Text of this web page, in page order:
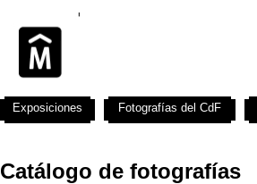
Catálogo de fotografías
Exposiciones Fotografías del CdF